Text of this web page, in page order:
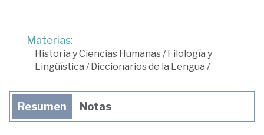
Materias:
Historia y Ciencias Humanas /Filología y
Lingüística /Diccionarios de la Lengua /
Resumen Notas